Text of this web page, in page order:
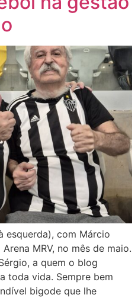
esquerda), com Márcio
MRV, no mês de maio.
a quem o blog
toda vida. Sempre bem
bigode que lhe